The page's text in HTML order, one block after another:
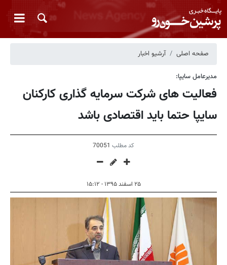
صفحه اصلی آرشیو اخبار
مدیرعامل سایپا:
فعالیت های شرکت سرمایه گذاری کارکنان
سایپا حتما باید اقتصادی باشد
کد مطلب 70051
۲۵ اسفند ۱۳۹۵ - ۱۵:۱۲